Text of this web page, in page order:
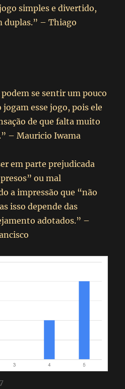
simples e divertido,
duplas.” – Thiago
se sentir um pouco
esse jogo, pois ele
de que falta muito
– Mauricio Iwama
em parte prejudicada
ou mal
a impressão que “não
isso depende das
adotados.” –